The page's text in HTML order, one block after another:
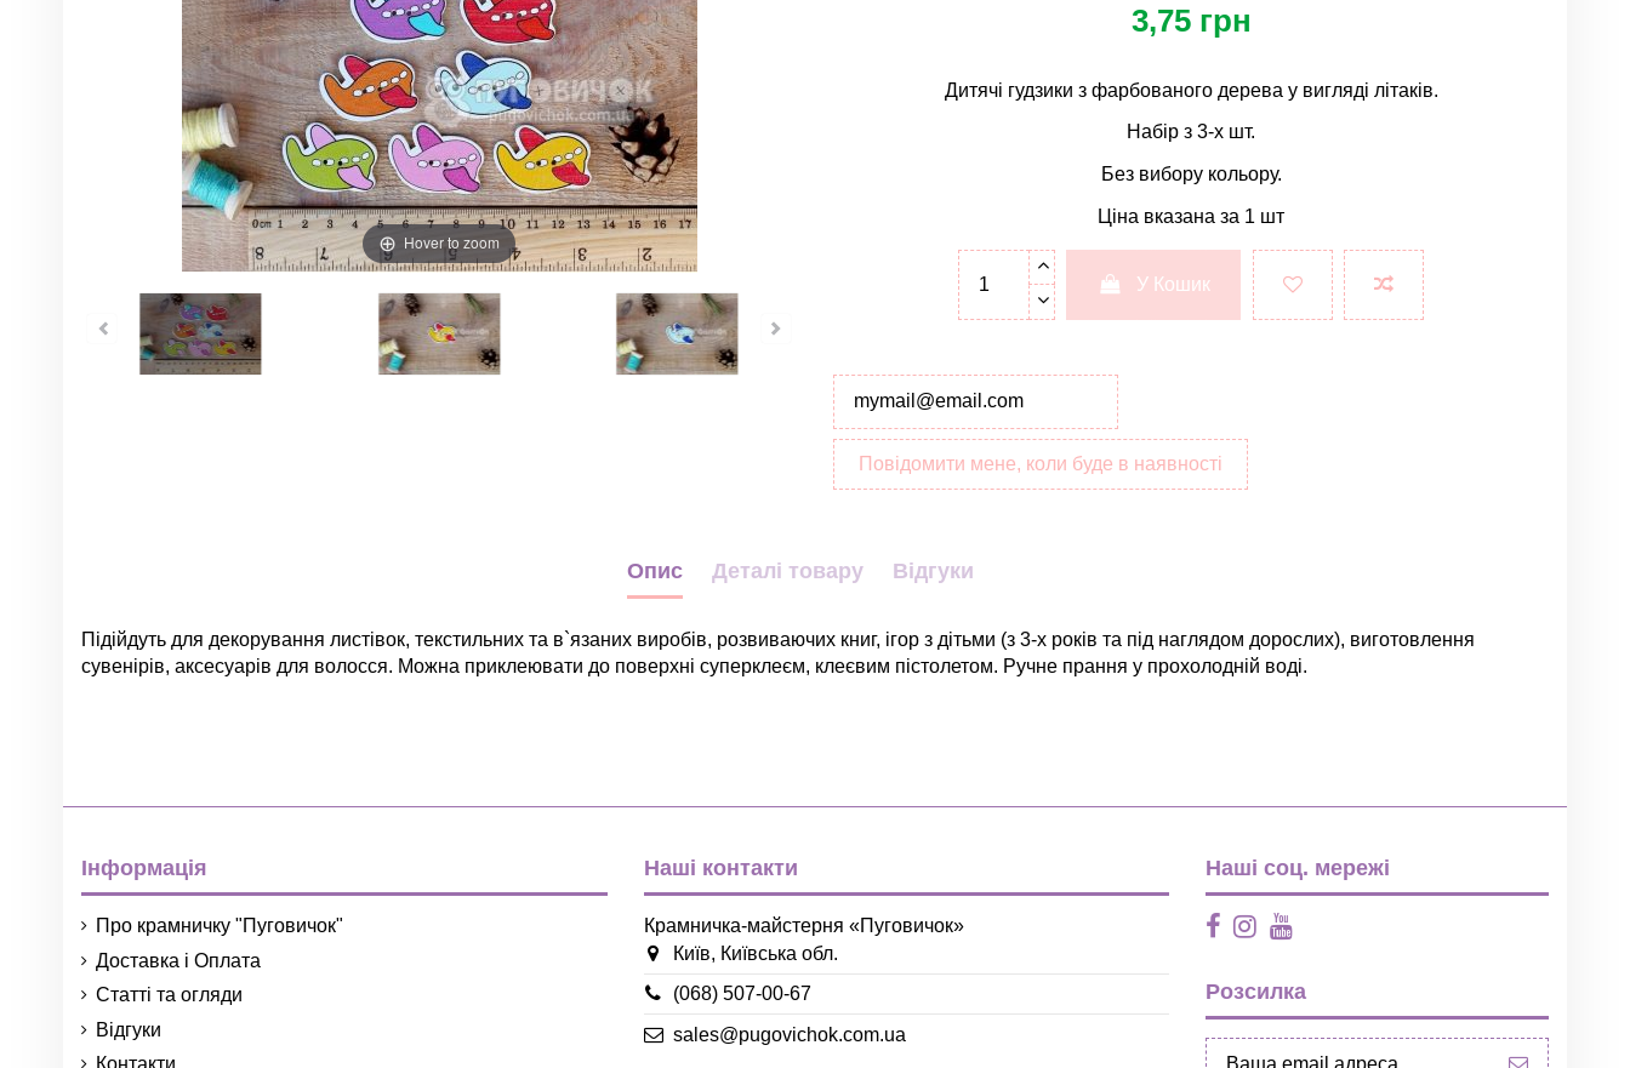
Hover to zoom
3,75 грн
Дитячі гудзики з фарбованого дерева у вигляді літаків.
Набір з 3-х шт.
Без вибору кольору.
Ціна вказана за 1 шт
У Кошик
Повідомити мене, коли буде в наявності
Опис Деталі товару Відгуки
Підійдуть для декорування листівок, текстильних та в`язаних виробів, розвиваючих книг, ігор з дітьми (з 3-х років та під наглядом дорослих), виготовлення
сувенірів, аксесуарів для волосся. Можна приклеювати до поверхні суперклеєм, клеєвим пістолетом. Ручне прання у прохолодній воді.
жовтий
рожевий
фіолетовий
червоний
Матеріал
Розмір 38*28мм
Інформація
Про крамничку "Пуговичок"
Доставка і Оплата
Статті та огляди
Відгуки
Контакти
Наші контакти
Крамничка-майстерня «Пуговичок»
Київ, Київська обл.
(068) 507-00-67
sales@pugovichok.com.ua
Наші соц. мережі
Розсилка